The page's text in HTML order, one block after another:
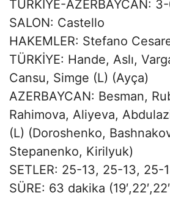
TÜRKİYE-AZERBAYCAN:
SALON: Castello
HAKEMLER: Stefano
TÜRKİYE: Hande, Aslı,
Cansu, Simge (L) (Ayça)
AZERBAYCAN: Besman,
Rahimova, Aliyeva,
(L) (Doroshenko,
Stepanenko, Kirilyuk)
SETLER: 25-13, 25-13, 25-
SÜRE: 63 dakika